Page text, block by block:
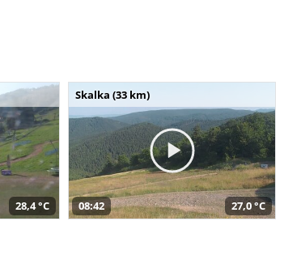
28,4 °C
Skalka (33 km)
08:42 27,0 °C